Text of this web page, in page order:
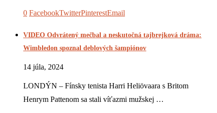
0 FacebookTwitterPinterestEmail
VIDEO Odvrátený mečbal a neskutočná tajbrejková dráma:
Wimbledon spoznal deblových šampiónov
14 júla, 2024
LONDÝN – Fínsky tenista Harri Heliövaara s Britom
Henrym Pattenom sa stali víťazmi mužskej …